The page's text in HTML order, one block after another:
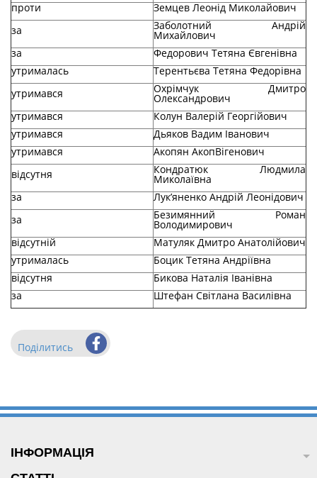
проти
Земцев Леонід Миколайович
за
Заболотний Андрій
Михайлович
за
Федорович Тетяна Євгенівна
утрималась
Терентьєва Тетяна Федорівна
утримався
Охрімчук Дмитро
Олександрович
утримався
Колун Валерій Георгійович
утримався
Дьяков Вадим Іванович
утримався
Акопян АкопВігенович
відсутня
Кондратюк Людмила
Миколаївна
за
Лук’яненко Андрій Леонідович
за
Безимянний Роман
Володимирович
відсутній
Матуляк Дмитро Анатолійович
утрималась
Боцик Тетяна Андріївна
відсутня
Бикова Наталія Іванівна
за
Штефан Світлана Василівна
Поділитись
ІНФОРМАЦІЯ